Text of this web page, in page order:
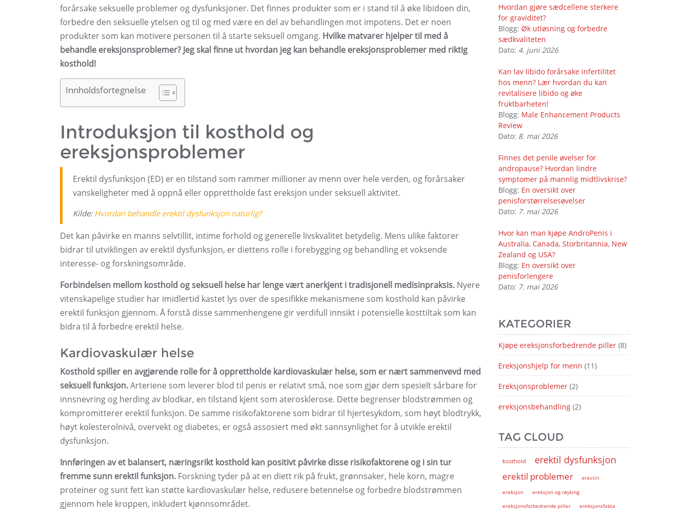
forårsake seksuelle problemer og dysfunksjoner. Det finnes produkter som er i stand til å øke libidoen din,
forbedre den seksuelle ytelsen og til og med være en del av behandlingen mot impotens. Det er noen
produkter som kan motivere personen til å starte seksuell omgang. Hvilke matvarer hjelper til med å
behandle ereksjonsproblemer? Jeg skal finne ut hvordan jeg kan behandle ereksjonsproblemer med riktig
kosthold!
Innholdsfortegnelse
Introduksjon til kosthold og
ereksjonsproblemer
Erektil dysfunksjon (ED) er en tilstand som rammer millioner av menn over hele verden, og forårsaker
vanskeligheter med å oppnå eller opprettholde fast ereksjon under seksuell aktivitet.
Kilde: Hvordan behandle erektil dysfunksjon naturlig?
Det kan påvirke en manns selvtillit, intime forhold og generelle livskvalitet betydelig. Mens ulike faktorer
bidrar til utviklingen av erektil dysfunksjon, er diettens rolle i forebygging og behandling et voksende
interesse- og forskningsområde.
Forbindelsen mellom kosthold og seksuell helse har lenge vært anerkjent i tradisjonell medisinpraksis. Nyere
vitenskapelige studier har imidlertid kastet lys over de spesifikke mekanismene som kosthold kan påvirke
erektil funksjon gjennom. Å forstå disse sammenhengene gir verdifull innsikt i potensielle kosttiltak som kan
bidra til å forbedre erektil helse.
Kardiovaskulær helse
Kosthold spiller en avgjørende rolle for å opprettholde kardiovaskulær helse, som er nært sammenvevd med
seksuell funksjon.Arteriene som leverer blod til penis er relativt små, noe som gjør dem spesielt sårbare for
innsnevring og herding av blodkar, en tilstand kjent som aterosklerose. Dette begrenser blodstrømmen og
kompromitterer erektil funksjon. De samme risikofaktorene som bidrar til hjertesykdom, som høyt blodtrykk,
høyt kolesterolnivå, overvekt og diabetes, er også assosiert med økt sannsynlighet for å utvikle erektil
dysfunksjon.
Innføringen av et balansert, næringsrikt kosthold kan positivt påvirke disse risikofaktorene og i sin tur
fremme sunn erektil funksjon. Forskning tyder på at en diett rik på frukt, grønnsaker, hele korn, magre
proteiner og sunt fett kan støtte kardiovaskulær helse, redusere betennelse og forbedre blodstrømmen
gjennom hele kroppen, inkludert kjønnsområdet.
Hvordan gjøre sædcellene sterkere
for graviditet?
Blogg: Øk utløsning og forbedre
sædkvaliteten
Dato: 4. juni 2026
Kan lav libido forårsake infertilitet
hos menn? Lær hvordan du kan
revitalisere libido og øke
fruktbarheten!
Blogg: Male Enhancement Products
Review
Dato: 8. mai 2026
Finnes det penile øvelser for
andropause? Hvordan lindre
symptomer på mannlig midtlivskrise?
Blogg: En oversikt over
penisforstørrelsesøvelser
Dato: 7. mai 2026
Hvor kan man kjøpe AndroPenis i
Australia, Canada, Storbritannia, New
Zealand og USA?
Blogg: En oversikt over
penisforlengere
Dato: 7. mai 2026
KATEGORIER
Kjøpe ereksjonsforbedrende piller (8)
Ereksjonshjelp for menn (11)
Ereksjonsproblemer (2)
ereksjonsbehandling (2)
TAG CLOUD
kosthold erektil dysfunksjon
erektil problemer
erectin
ereksjon
ereksjon og røyking
ereksjonsforbedrende piller
ereksjonsfakta